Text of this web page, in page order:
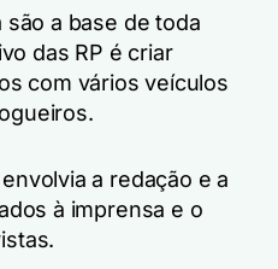
são a base de toda
das RP é criar
com vários veículos
a redação e a
à imprensa e o